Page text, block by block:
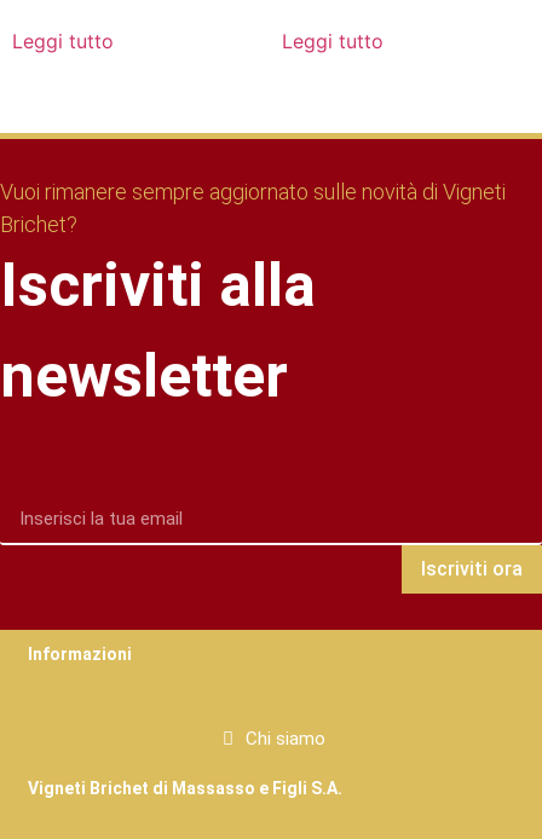
Leggi tutto Leggi tutto
Vuoi rimanere sempre aggiornato sulle novità di Vigneti
Brichet?
Iscriviti alla
newsletter
Iscriviti ora
Vigneti Brichet di Massasso e Figli S.A.
Informazioni
Chi siamo